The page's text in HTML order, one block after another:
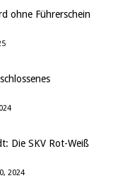
ohne Führerschein
Die SKV Rot-Weiß
2024